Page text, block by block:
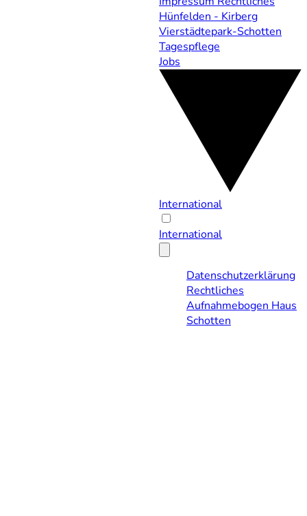
Hünfelden - Kirberg
Vierstädtepark-Schotten
Tagespflege
Jobs
International
International
Datenschutzerklärung
Rechtliches
Aufnahmebogen Haus
Schotten